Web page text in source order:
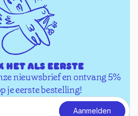
het als eerste
nieuwsbrief en ontvang 5%
je eerste bestelling!
Aanmelden